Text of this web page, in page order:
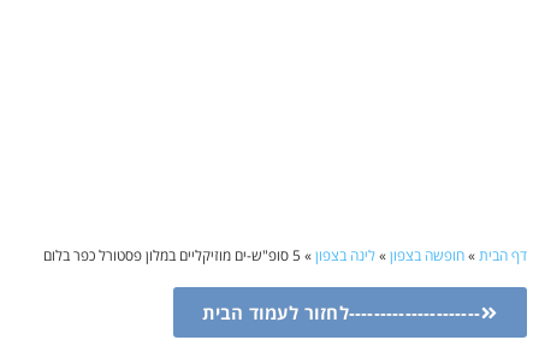
דף הבית»חופשה בצפון»לינה בצפון»5 סופ"ש-ים מוזיקליים במלון פסטורל כפר בלום
---------------------לחזור לעמוד הבית